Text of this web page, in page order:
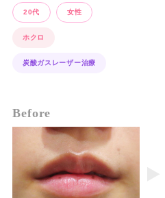
20代 女性
ホクロ
炭酸ガスレーザー治療
Before